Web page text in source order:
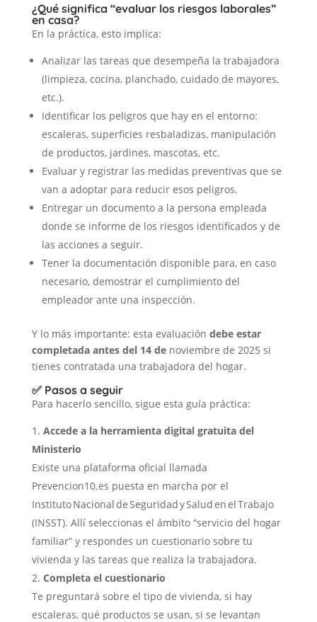
¿Qué significa “evaluar los riesgos laborales”
en casa?
En la práctica, esto implica:
Analizar las tareas que desempeña la trabajadora
(limpieza, cocina, planchado, cuidado de mayores,
etc.).
Identificar los peligros que hay en el entorno:
escaleras, superficies resbaladizas, manipulación
de productos, jardines, mascotas, etc.
Evaluar y registrar las medidas preventivas que se
van a adoptar para reducir esos peligros.
Entregar un documento a la persona empleada
donde se informe de los riesgos identificados y de
las acciones a seguir.
Tener la documentación disponible para, en caso
necesario, demostrar el cumplimiento del
empleador ante una inspección.
Y lo más importante: esta evaluación debe estar
completada antes del 14 de noviembre de 2025 si
tienes contratada una trabajadora del hogar.
✅ Pasos a seguir
Para hacerlo sencillo, sigue esta guía práctica:
Accede a la herramienta digital gratuita del
Ministerio
Existe una plataforma oficial llamada
Prevencion10.es puesta en marcha por el
Instituto Nacional de Seguridad y Salud en el Trabajo
(INSST). Allí seleccionas el ámbito “servicio del hogar
familiar” y respondes un cuestionario sobre tu
vivienda y las tareas que realiza la trabajadora.
Completa el cuestionario
Te preguntará sobre el tipo de vivienda, si hay
escaleras, qué productos se usan, si se levantan